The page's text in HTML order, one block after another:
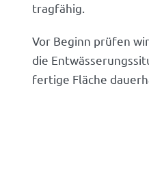
tragfähig.
Vor Beginn prüfen
die
fertige Fläche